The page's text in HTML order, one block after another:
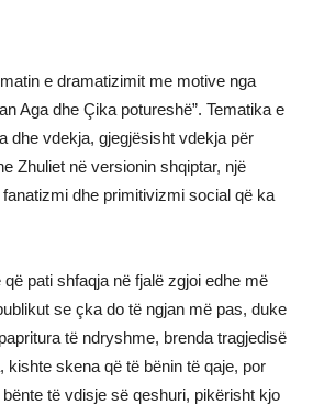
e dramatizimit me motive nga
Aga dhe Çika potureshë”. Tematika e
dhe vdekja, gjegjësisht vdekja për
Zhuliet në versionin shqiptar, një
dhe primitivizmi social që ka
pati shfaqja në fjalë zgjoi edhe më
se çka do të ngjan më pas, duke
të ndryshme, brenda tragjedisë
kishte skena që të bënin të qaje, por
të vdisje së qeshuri, pikërisht kjo